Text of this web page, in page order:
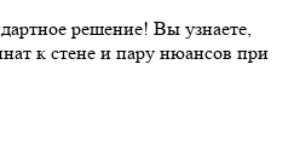
решение! Вы узнаете,
к стене и пару нюансов при